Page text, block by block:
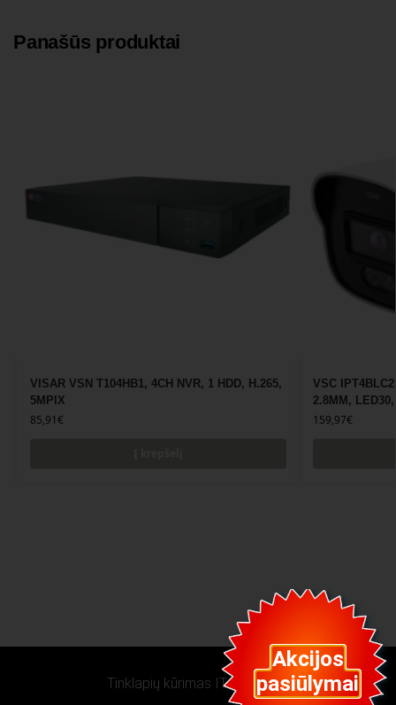
Panašūs produktai
VISAR VSN T104HB1, 4CH NVR, 1 HDD, H.265,
5MPIX
85,91€
VSC
2.8MM,
159,97€
Tinklapių kūrimas IT VERSLAS
Akcijos
pasiūlymai